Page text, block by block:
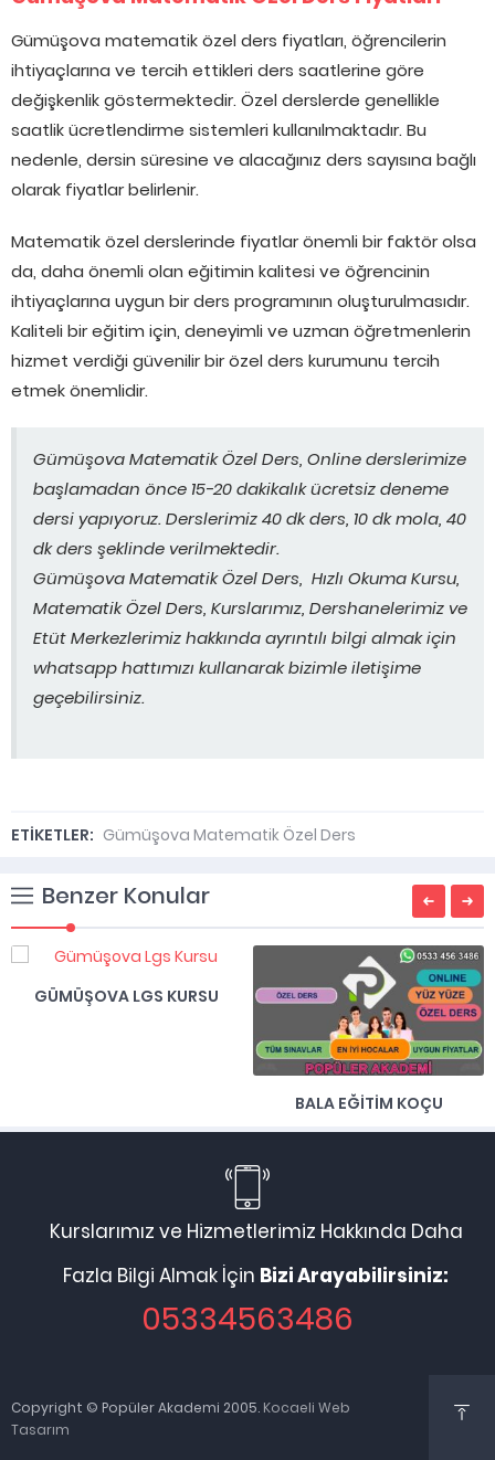
Gümüşova matematik özel ders fiyatları, öğrencilerin
ihtiyaçlarına ve tercih ettikleri ders saatlerine göre
değişkenlik göstermektedir. Özel derslerde genellikle
saatlik ücretlendirme sistemleri kullanılmaktadır. Bu
nedenle, dersin süresine ve alacağınız ders sayısına bağlı
olarak fiyatlar belirlenir.
Matematik özel derslerinde fiyatlar önemli bir faktör olsa
da, daha önemli olan eğitimin kalitesi ve öğrencinin
ihtiyaçlarına uygun bir ders programının oluşturulmasıdır.
Kaliteli bir eğitim için, deneyimli ve uzman öğretmenlerin
hizmet verdiği güvenilir bir özel ders kurumunu tercih
etmek önemlidir.
Gümüşova Matematik Özel Ders, Online derslerimize
başlamadan önce 15-20 dakikalık ücretsiz deneme
dersi yapıyoruz. Derslerimiz 40 dk ders, 10 dk mola, 40
dk ders şeklinde verilmektedir.
Gümüşova Matematik Özel Ders, Hızlı Okuma Kursu,
Matematik Özel Ders, Kurslarımız, Dershanelerimiz ve
Etüt Merkezlerimiz hakkında ayrıntılı bilgi almak için
whatsapp hattımızı kullanarak bizimle iletişime
geçebilirsiniz.
ETİKETLER: Gümüşova Matematik Özel Ders
Benzer Konular
OF LGS KURSU
Kurslarımız ve Hizmetlerimiz Hakkında Daha
Fazla Bilgi Almak İçin Bizi Arayabilirsiniz:
05334563486
Copyright © Popüler Akademi 2005. Kocaeli Web
Tasarım